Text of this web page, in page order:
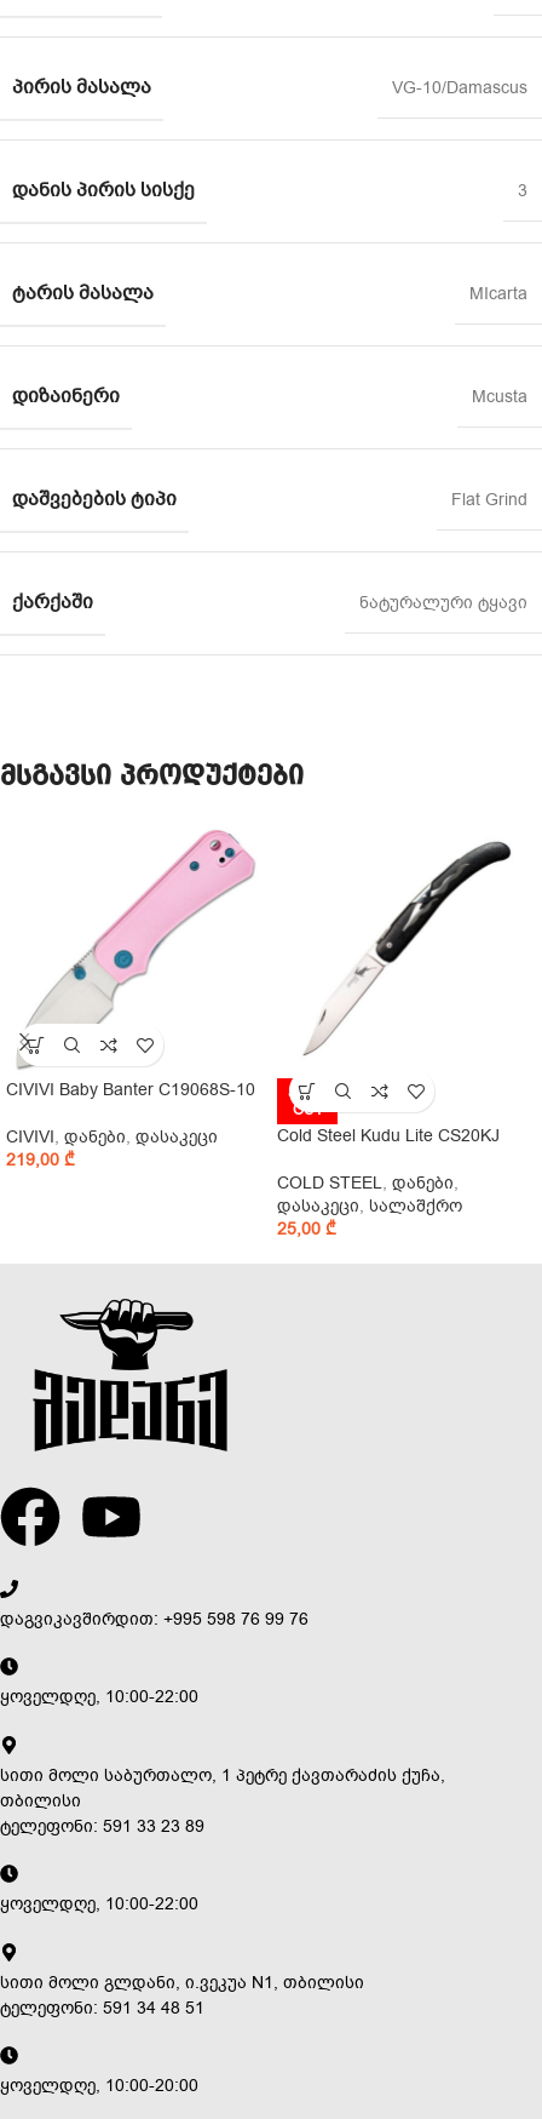
ᲞᲘᲠᲘᲡ ᲛᲐᲡᲐᲚᲐ VG-10/Damascus
ᲓᲐᲜᲘᲡ ᲞᲘᲠᲘᲡ ᲡᲘᲡᲥᲔ 3
ᲢᲐᲠᲘᲡ ᲛᲐᲡᲐᲚᲐ MIcarta
ᲓᲘᲖᲐᲘᲜᲔᲠᲘ Mcusta
ᲓᲐᲨᲕᲔᲑᲔᲑᲘᲡ ᲢᲘᲞᲘ Flat Grind
ᲥᲐᲠᲥᲐᲨᲘ ნატურალური ტყავი
მსგავსი პროდუქტები
CIVIVI Baby Banter C19068S-10
CIVIVI, დანები, დასაკეცი
219,00 ₾
SOLD
OUT
Cold Steel Kudu Lite CS20KJ
COLD STEEL, დანები,
დასაკეცი, სალაშქრო
25,00 ₾
დაგვიკავშირდით: +995 598 76 99 76
ყოველდღე, 10:00-22:00
სითი მოლი საბურთალო, 1 პეტრე ქავთარაძის ქუჩა,
თბილისი
ტელეფონი: 591 33 23 89
ყოველდღე, 10:00-22:00
სითი მოლი გლდანი, ი.ვეკუა N1, თბილისი
ტელეფონი: 591 34 48 51
ყოველდღე, 10:00-20:00